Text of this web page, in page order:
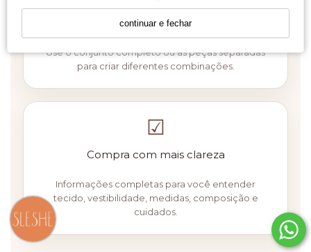
continuar e fechar
Versatilidade no uso
Use o conjunto completo ou as peças separadas
para criar diferentes combinações.
☑
Compra com mais clareza
Informações completas para você entender
tecido, vestibilidade, medidas, composição e
cuidados.